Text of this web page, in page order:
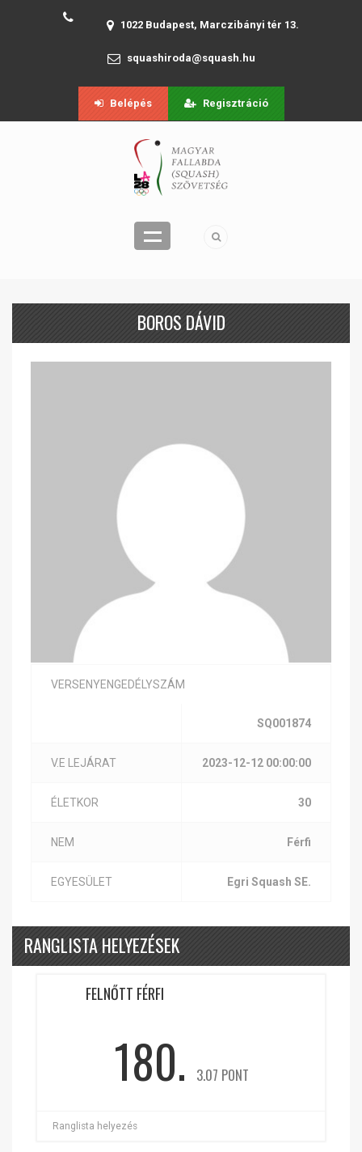
1022 Budapest, Marczibányi tér 13.
squashiroda@squash.hu
Belépés Regisztráció
BOROS DÁVID
VERSENYENGEDÉLYSZÁM
SQ001874
V.E LEJÁRAT 2023-12-12 00:00:00
ÉLETKOR 30
NEM Férfi
EGYESÜLET Egri Squash SE.
RANGLISTA HELYEZÉSEK
FELNŐTT FÉRFI
180. 3.07 PONT
Ranglista helyezés